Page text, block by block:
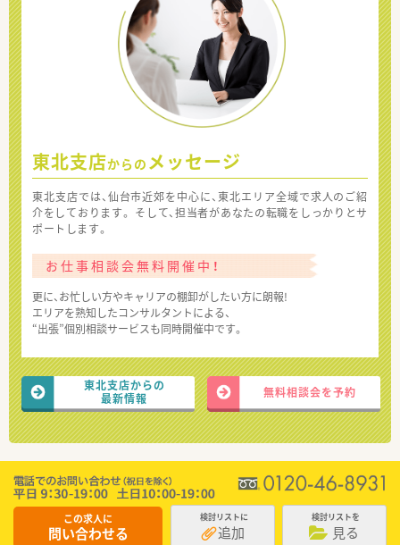
東北支店からの メッセージ
東北支店では、仙台市近郊を中心に、東北エリア全域で求人のご紹
介をしております。 そして、担当者があなたの転職をしっかりとサ
ポートします。
お仕事相談会無料開催中！
更に、お忙しい方やキャリアの棚卸がしたい方に朗報!
エリアを熟知したコンサルタントによる、
“出張”個別相談サービスも同時開催中です。
東北支店からの
最新情報
無料相談会を予約
この求人に
問い合わせる
検討リストに
追加
検討リストを
見る